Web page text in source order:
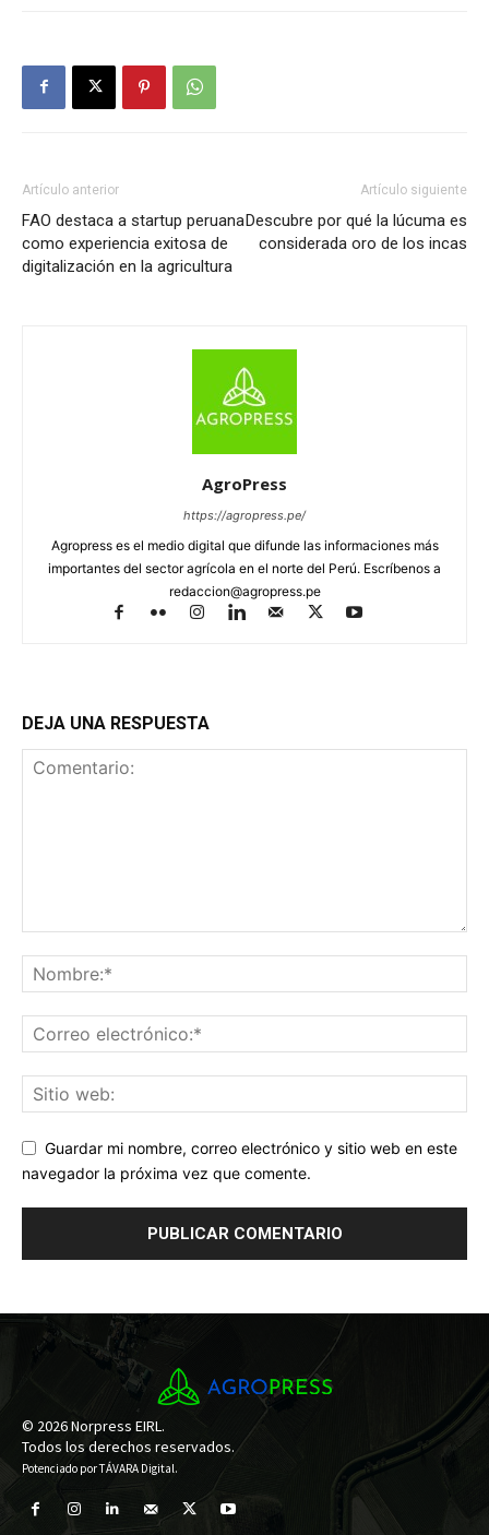
Artículo anterior
FAO destaca a startup peruana
como experiencia exitosa de
digitalización en la agricultura
Artículo siguiente
Descubre por qué la lúcuma es
considerada oro de los incas
AgroPress
https://agropress.pe/
Agropress es el medio digital que difunde las informaciones más
importantes del sector agrícola en el norte del Perú. Escríbenos a
redaccion@agropress.pe
DEJA UNA RESPUESTA
Guardar mi nombre, correo electrónico y sitio web en este
navegador la próxima vez que comente.
© 2026 Norpress EIRL.
Todos los derechos reservados.
Potenciado porTÁVARA Digital.